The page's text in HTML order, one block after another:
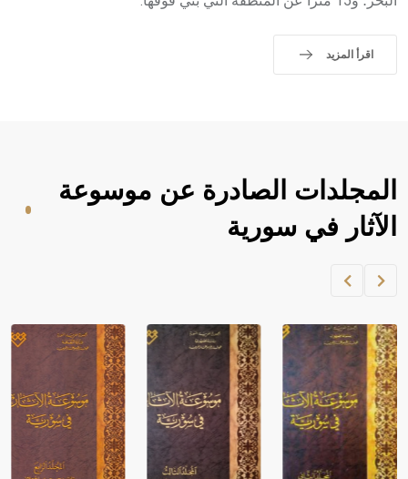
اقرأ المزيد
المجلدات الصادرة عن موسوعة
الآثار في سورية